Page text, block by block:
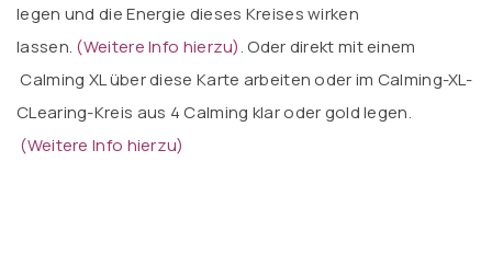
legen und die Energie dieses Kreises wirken
lassen. (Weitere Info hierzu). Oder direkt mit einem
Calming XL über diese Karte arbeiten oder im Calming-XL-
CLearing-Kreis aus 4 Calming klar oder gold legen.
(Weitere Info hierzu)